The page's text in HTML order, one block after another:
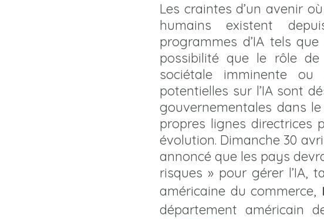
Les craintes d’un avenir
humains existent
programmes d’IA tels
possibilité que le rôle de
sociétale imminente ou
potentielles sur l’IA sont
gouvernementales dans
propres lignes directrices
évolution. Dimanche 30
annoncé que les pays
risques » pour gérer l’IA,
américaine du commerce,
département américain